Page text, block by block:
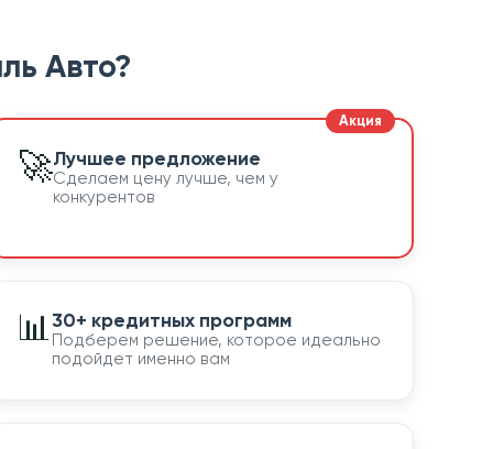
Авто?
🚀Лучшее предложение
Сделаем цену лучше, чем у
конкурентов
📊30+ кредитных программ
Подберем решение, которое идеально
подойдет именно вам